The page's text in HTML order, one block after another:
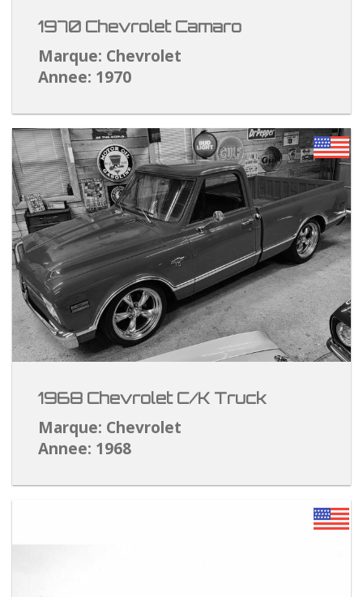
1970 Chevrolet Camaro
Marque: Chevrolet
Annee: 1970
1968 Chevrolet C/K Truck
Marque: Chevrolet
Annee: 1968